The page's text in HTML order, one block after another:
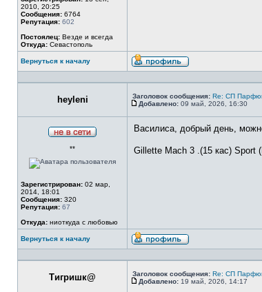
2010, 20:25
Сообщения: 6764
Репутация: 602
Постоялец: Везде и всегда
Откуда: Севастополь
Вернуться к началу
Профиль
heyleni Заголовок сообщения: Re: СП
Сообщение
Добавлено: 09 май, 2026, 16:30
**
Зарегистрирован: 02 мар,
2014, 18:01
Сообщения: 320
Репутация: 67
Откуда: ниоткуда с любовью
Василиса, добрый день,
Gillette Mach 3 .(15 кас) Sport
Вернуться к началу
Профиль
Тигришк@ Заголовок сообщения: Re: СП
Сообщение
Добавлено: 19 май, 2026, 14:17